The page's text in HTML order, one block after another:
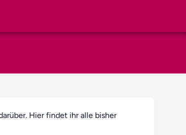
Hier findet ihr alle bisher